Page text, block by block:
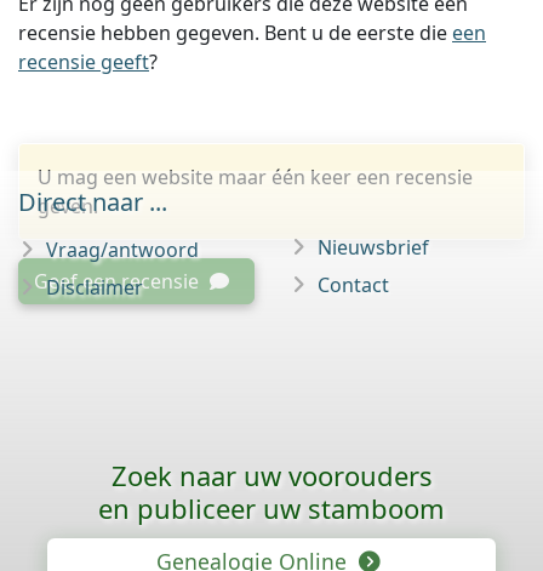
recensie hebben gegeven. Bent u de eerste die een
recensie geeft?
U mag een website maar één keer een recensie
geven.
Geef een recensie
Direct naar ...
Vraag/antwoord
Disclaimer
Nieuwsbrief
Contact
Zoek naar uw voorouders
en publiceer uw stamboom
Genealogie Online